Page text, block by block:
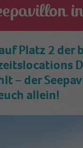
Platz 2 der
– der
allein!